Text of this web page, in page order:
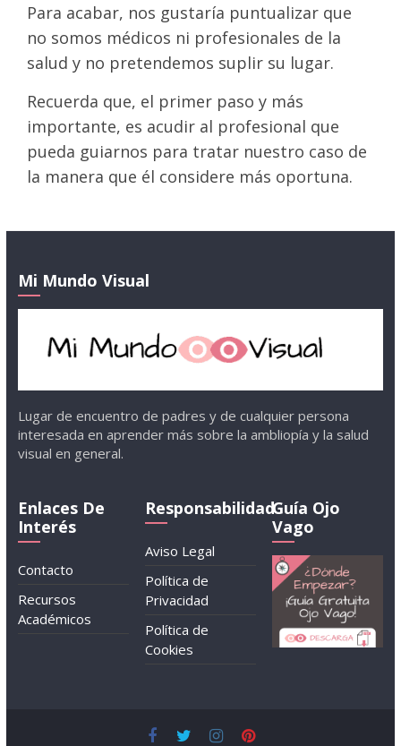
Para acabar, nos gustaría puntualizar que
no somos médicos ni profesionales de la
salud y no pretendemos suplir su lugar.
Recuerda que, el primer paso y más
importante, es acudir al profesional que
pueda guiarnos para tratar nuestro caso de
la manera que él considere más oportuna.
Mi Mundo Visual
Lugar de encuentro de padres y de cualquier persona
interesada en aprender más sobre la ambliopía y la salud
visual en general.
Enlaces De
Interés
Contacto
Recursos
Académicos
Responsabilidad
Aviso Legal
Política de
Privacidad
Política de
Cookies
Guía Ojo
Vago